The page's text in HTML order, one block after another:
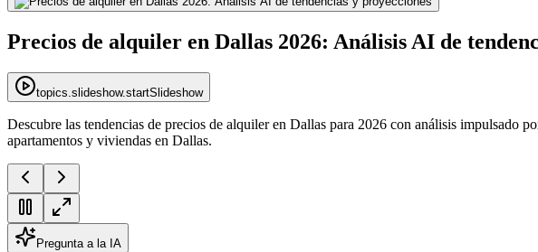
Precios de alquiler en Dallas 2026: Análisis AI de
topics.slideshow.startSlideshow
Descubre las tendencias de precios de alquiler en Dallas para 2026 con análisis impulsado
apartamentos y viviendas en Dallas.
Pregunta a la IA